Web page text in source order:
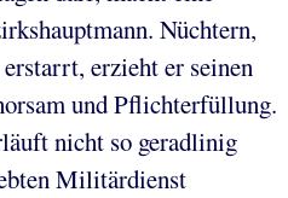
Nüchtern,
erzieht er seinen
und Pflichterfüllung.
nicht so geradlinig
Militärdienst